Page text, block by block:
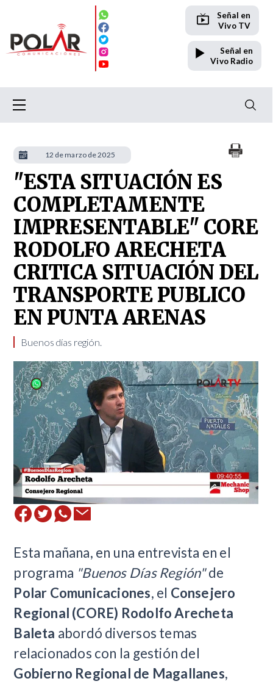
Señal en
Vivo TV
Señal en
Vivo Radio
"ESTA SITUACIÓN ES
COMPLETAMENTE
IMPRESENTABLE" CORE
RODOLFO ARECHETA
CRITICA SITUACIÓN DEL
TRANSPORTE PUBLICO
EN PUNTA ARENAS
Buenos días región.
Esta mañana, en una entrevista en el
programa "Buenos Días Región"de
Polar Comunicaciones, el Consejero
Regional (CORE) Rodolfo Arecheta
Baleta abordó diversos temas
relacionados con la gestión del
Gobierno Regional de Magallanes,
12 de marzo de 2025